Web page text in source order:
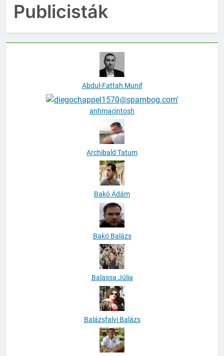
Publicisták
Abdul-Fattah Munif
anhmacintosh
Archibald Tatum
Bakó Ádám
Bakó Balázs
Balassa Júlia
Balázsfalvi Balázs